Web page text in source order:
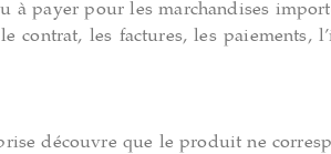
payer pour les marchandises
les factures, les paiements,
découvre que le produit ne